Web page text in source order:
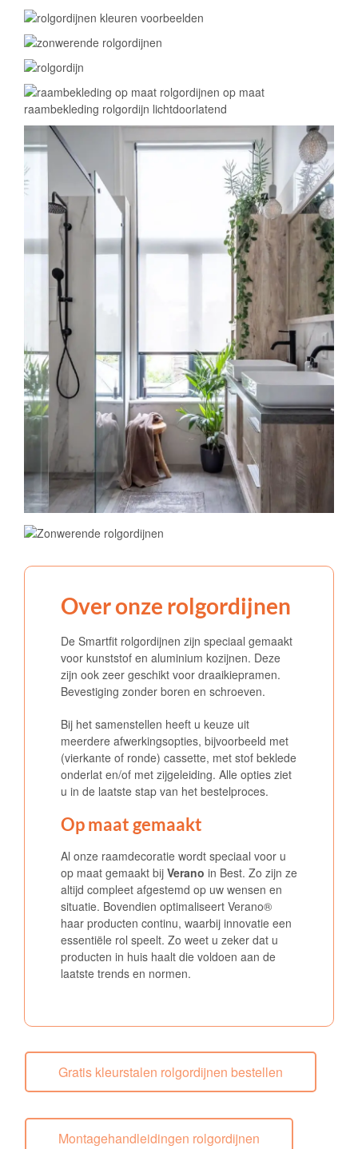
Over onze rolgordijnen
De Smartfit rolgordijnen zijn speciaal gemaakt
voor kunststof en aluminium kozijnen. Deze
zijn ook zeer geschikt voor draaikiepramen.
Bevestiging zonder boren en schroeven.
Bij het samenstellen heeft u keuze uit
meerdere afwerkingsopties, bijvoorbeeld met
(vierkante of ronde) cassette, met stof beklede
onderlat en/of met zijgeleiding. Alle opties ziet
u in de laatste stap van het bestelproces.
Op maat gemaakt
Al onze raamdecoratie wordt speciaal voor u
op maat gemaakt bij Verano in Best. Zo zijn ze
altijd compleet afgestemd op uw wensen en
situatie. Bovendien optimaliseert Verano®
haar producten continu, waarbij innovatie een
essentiële rol speelt. Zo weet u zeker dat u
producten in huis haalt die voldoen aan de
laatste trends en normen.
Gratis kleurstalen rolgordijnen bestellen
Montagehandleidingen rolgordijnen